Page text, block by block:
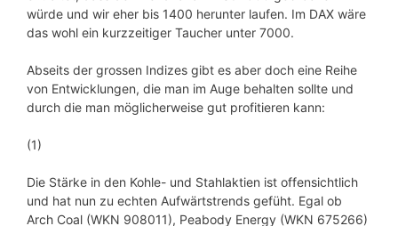
würde und wir eher bis 1400 herunter laufen. Im DAX wäre
das wohl ein kurzzeitiger Taucher unter 7000.
Abseits der grossen Indizes gibt es aber doch eine Reihe
von Entwicklungen, die man im Auge behalten sollte und
durch die man möglicherweise gut profitieren kann:
(1)
Die Stärke in den Kohle- und Stahlaktien ist offensichtlich
und hat nun zu echten Aufwärtstrends gefüht. Egal ob
Arch Coal (WKN 908011), Peabody Energy (WKN 675266)